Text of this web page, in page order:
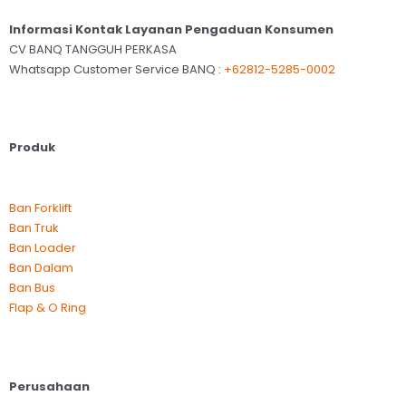
Informasi Kontak Layanan Pengaduan Konsumen
CV BANQ TANGGUH PERKASA
Whatsapp Customer Service BANQ : +62812-5285-0002
Produk
Ban Forklift
Ban Truk
Ban Loader
Ban Dalam
Ban Bus
Flap & O Ring
Perusahaan